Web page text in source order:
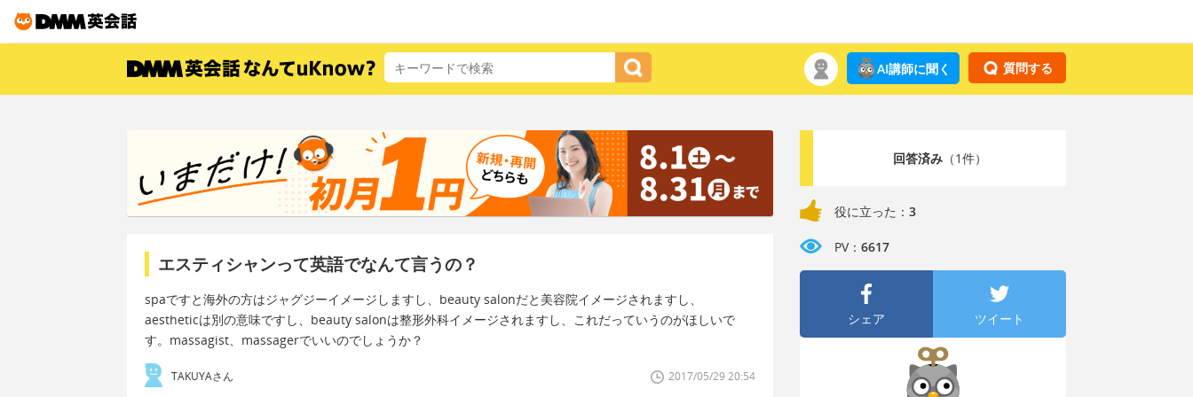
質問する
AI講師に聞く
エスティシャンって英語でなんて言うの？
spaですと海外の方はジャグジーイメージしますし、beauty salonだと美容院イメージされますし、
aestheticは別の意味ですし、beauty salonは整形外科イメージされますし、これだっていうのがほしいで
す。massagist、massagerでいいのでしょうか？
TAKUYAさん 2017/05/29 20:54
回答済み（1件）
役に立った： 3
PV： 6617
シェア ツイート